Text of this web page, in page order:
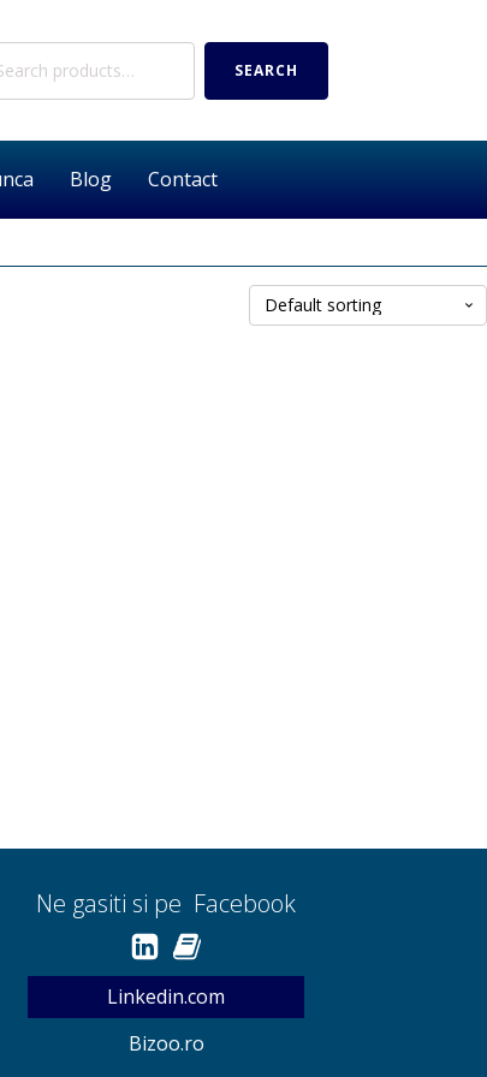
SEARCH
Blog Contact
Ne gasiti si pe Facebook
Linkedin.com
Bizoo.ro